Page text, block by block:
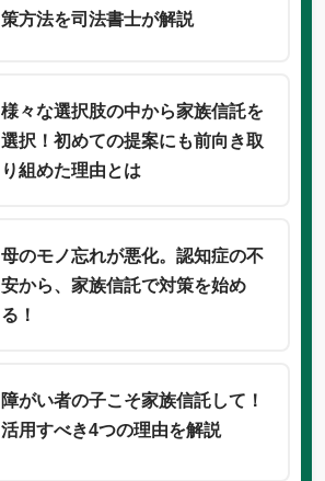
策方法を司法書士が解説
様々な選択肢の中から家族信託を
選択！初めての提案にも前向き取
り組めた理由とは
母のモノ忘れが悪化。認知症の不
安から、家族信託で対策を始め
る！
障がい者の子こそ家族信託して！
活用すべき4つの理由を解説